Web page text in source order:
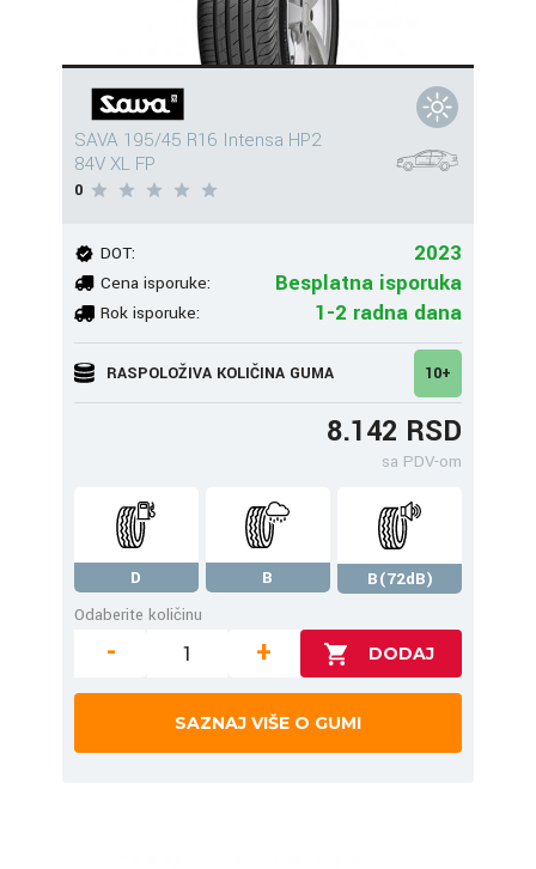
SAVA 195/45 R16 Intensa HP2
84V XL FP
0
DOT: 2023
Cena isporuke: Besplatna isporuka
Rok isporuke: 1-2 radna dana
RASPOLOŽIVA KOLIČINA GUMA 10+
8.142 RSD
sa PDV-om
D B
B(72dB)
Odaberite količinu
- +
SAZNAJ VIŠE O GUMI